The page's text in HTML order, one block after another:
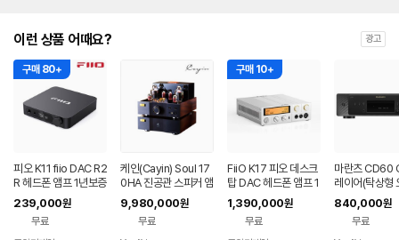
이런 상품 어때요? 광고
구매 80+
피오 K11 fiio DAC R2
R 헤드폰 앰프 1년보증
AS
239,000원
무료
케인(Cayin) Soul 17
0HA 진공관 스피커 앰
프(헤드폰 앰프 KT17
0 )
9,980,000원
무료
구매 10+
FiiO K17 피오 데스크
탑 DAC 헤드폰 앰프 1
년보증AS
1,390,000원
무료
마란츠 CD60
레이어(탁상형
CDP 시디 씨
DSD 헤드폰
840,000원
무료